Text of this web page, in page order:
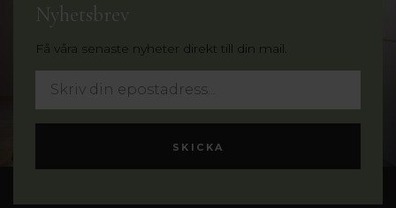
Nyhetsbrev
Få våra senaste nyheter direkt till din mail.